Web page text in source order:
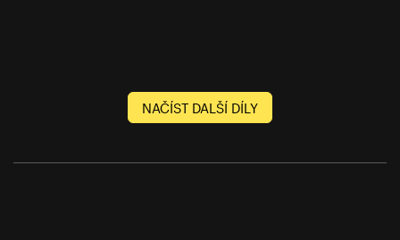
NAČÍST DALŠÍ DÍLY